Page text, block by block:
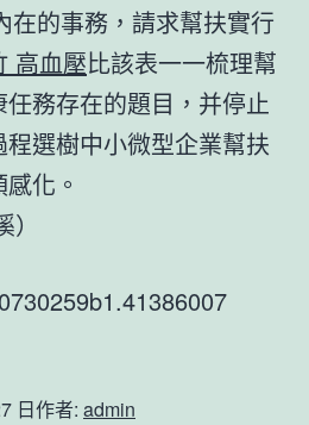
在的事務，請求幫扶實行
高血壓比該表一一梳理幫
務存在的題目，并停止
選樹中小微型企業幫扶
化。
日作者: admin